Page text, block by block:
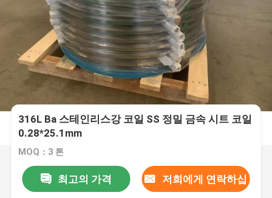
316L Ba 스테인리스강 코일 SS 정밀 금속 시트 코일
0.28*25.1mm
MOQ：3 톤
최고의 가격 저희에게 연락하십